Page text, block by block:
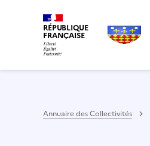
RÉPUBLIQUE
FRANÇAISE
Annuaire des Collectivités